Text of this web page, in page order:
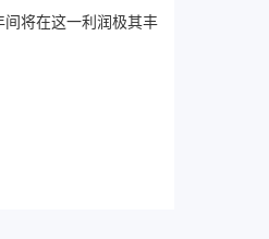
间将在这一利润极其丰